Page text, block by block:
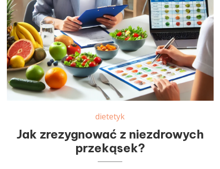
dietetyk
Jak zrezygnować z niezdrowych
przekąsek?